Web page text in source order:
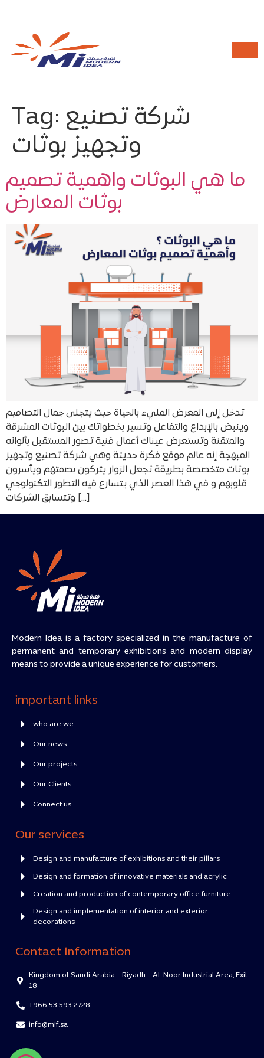
Tag: شركة تصنيع
وتجهيز بوثات
ما هي البوثات واهمية تصميم
بوثات المعارض
تدخل إلى المعرض المليء بالحياة حيث يتجلى جمال التصاميم
وينبض بالإبداع والتفاعل وتسير بخطواتك بين البوثات المشرقة
والمتقنة وتستعرض عيناك أعمال فنية تصور المستقبل بألوانه
المبهجة إنه عالم موقع فكرة حديثة وهي شركة تصنيع وتجهيز
بوثات متخصصة بطريقة تجعل الزوار يتركون بصمتهم ويأسرون
قلوبهم و في هذا العصر الذي يتسارع فيه التطور التكنولوجي
وتتسابق الشركات […]
Modern Idea is a factory specialized in the manufacture of
permanent and temporary exhibitions and modern display
means to provide a unique experience for customers.
important links
who are we
Our news
Our projects
Our Clients
Connect us
Our services
Design and manufacture of exhibitions and their pillars
Design and formation of innovative materials and acrylic
Creation and production of contemporary office furniture
Design and implementation of interior and exterior
decorations
Contact Information
Kingdom of Saudi Arabia - Riyadh - Al-Noor Industrial Area, Exit
18
+966 53 593 2728
info@mif.sa